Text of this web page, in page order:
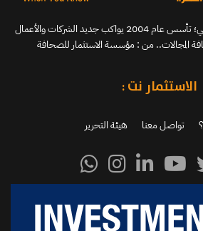
موقع معلوماتي ترويجي وخدمي؛ تأسس عام 2004 يواكب جديد الشركات والأعمال
المجالات.. من : مؤسسة الاستثمار للصحافة
الاستثمار نت :
تواصل معنا هيئة التحرير